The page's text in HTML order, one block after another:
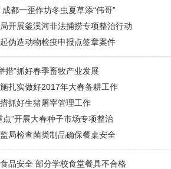
都一歪作坊冬虫夏草添“伟哥”
开展釜溪河非法捕捞专项整治行动
伪造动物检疫申报点签章案件
措”抓好春季畜牧产业发展
扎实做好2017年大春备耕工作
抓好生猪屠宰管理工作
点”开展大春种子市场专项整治
局检查菌类制品确保餐桌安全
品安全 部分学校食堂餐具不合格